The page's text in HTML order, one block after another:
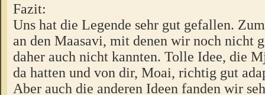
Fazit:
Uns hat die Legende sehr gut gefallen.
an den Maasavi, mit denen wir noch nicht
daher auch nicht kannten. Tolle Idee, die
da hatten und von dir, Moai, richtig gut
Aber auch die anderen Ideen fanden wir